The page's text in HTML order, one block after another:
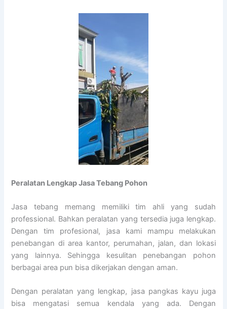
Peralatan Lengkap Jasa Tebang Pohon
Jasa tebang memang memiliki tim ahli yang sudah
professional. Bahkan peralatan yang tersedia juga lengkap.
Dengan tim profesional, jasa kami mampu melakukan
penebangan di area kantor, perumahan, jalan, dan lokasi
yang lainnya. Sehingga kesulitan penebangan pohon
berbagai area pun bisa dikerjakan dengan aman.
Dengan peralatan yang lengkap, jasa pangkas kayu juga
bisa mengatasi semua kendala yang ada. Dengan